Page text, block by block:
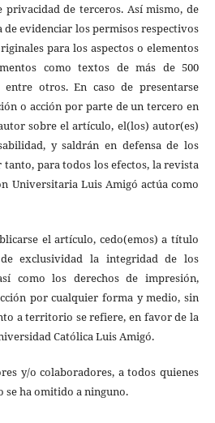
de terceros. Así mismo, de
de evidenciar los permisos respectivos
para los aspectos o elementos
como textos de más de 500
entre otros. En caso de presentarse
o acción por parte de un tercero en
sobre el artículo, el(los) autor(es)
y saldrán en defensa de los
tanto, para todos los efectos, la revista
Universitaria Luis Amigó actúa como
el artículo, cedo(emos) a título
exclusividad la integridad de los
como los derechos de impresión,
por cualquier forma y medio, sin
a territorio se refiere, en favor de la
Católica Luis Amigó.
y/o colaboradores, a todos quienes
se ha omitido a ninguno.